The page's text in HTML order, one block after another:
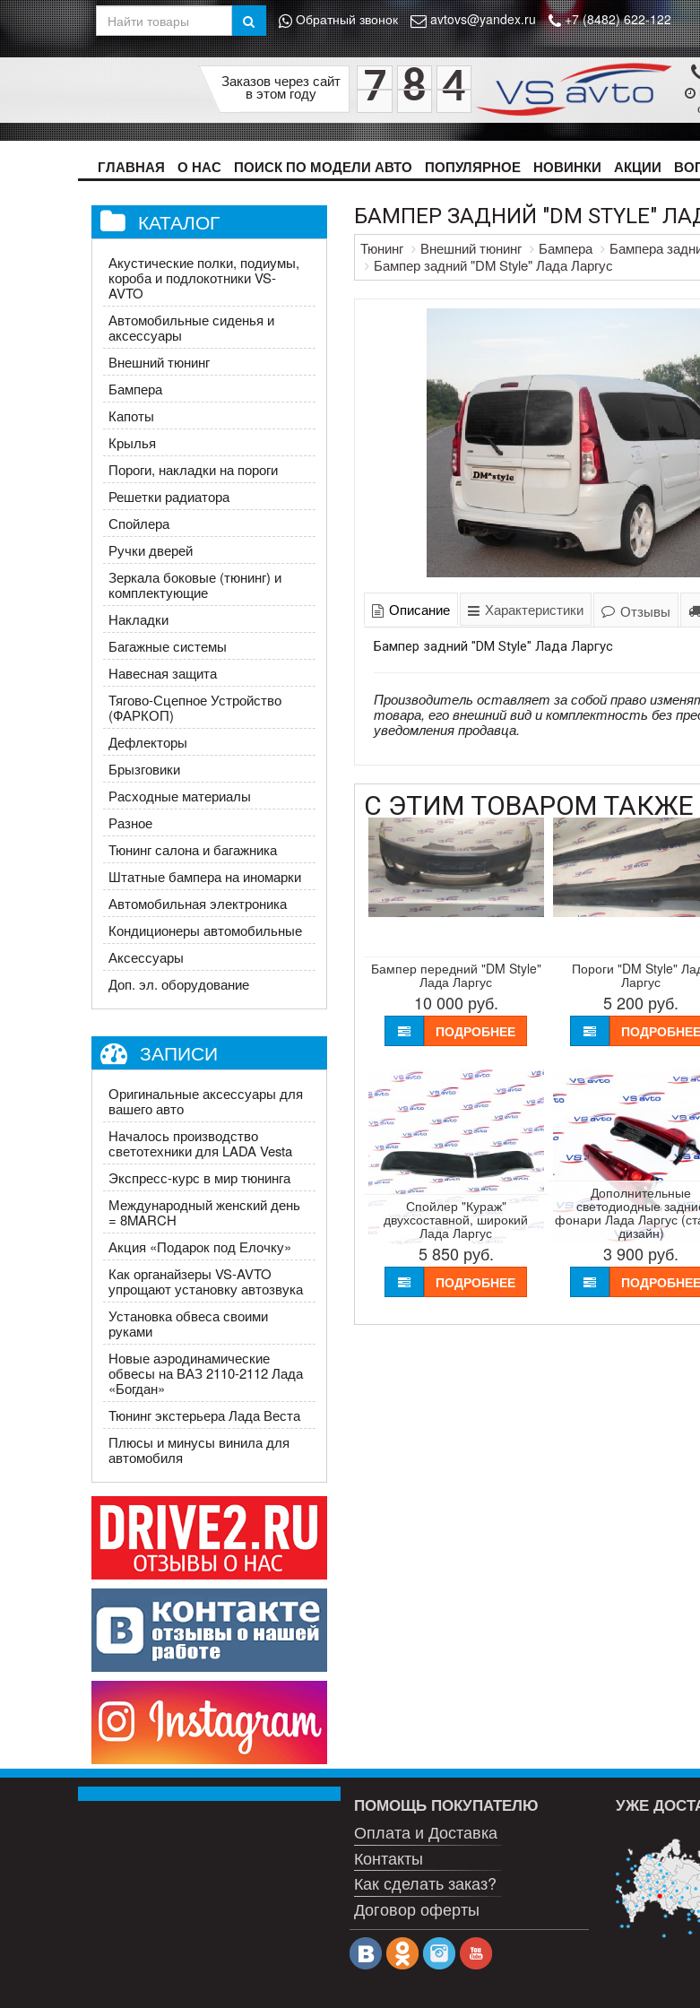
Обратный звонок avtovs@yandex.ru +7 (8482) 622-122
Заказов через сайт
в этом году 7 8 4
ГЛАВНАЯ О НАС ПОИСК ПО МОДЕЛИ АВТО ПОПУЛЯРНОЕ НОВИНКИ АКЦИИ
КАТАЛОГ
Акустические полки, подиумы,
короба и подлокотники VS-
AVTO
Автомобильные сиденья и
аксессуары
Внешний тюнинг
Бампера
Капоты
Крылья
Пороги, накладки на пороги
Решетки радиатора
Спойлера
Ручки дверей
Зеркала боковые (тюнинг) и
комплектующие
Накладки
Багажные системы
Навесная защита
Тягово-Сцепное Устройство
(ФАРКОП)
Дефлекторы
Брызговики
Расходные материалы
Разное
Тюнинг салона и багажника
Штатные бампера на иномарки
Автомобильная электроника
Кондиционеры автомобильные
Аксессуары
Доп. эл. оборудование
ЗАПИСИ
Оригинальные аксессуары для
вашего авто
Началось производство
светотехники для LADA Vesta
Экспресс-курс в мир тюнинга
Международный женский день
= 8MARCH
​Акция «Подарок под Елочку»
Как органайзеры VS-AVTO
упрощают установку автозвука
Установка обвеса своими
руками
Новые аэродинамические
обвесы на ВАЗ 2110-2112 Лада
«Богдан»
Тюнинг экстерьера Лада Веста
Плюсы и минусы винила для
автомобиля
БАМПЕР ЗАДНИЙ "DM STYLE"
Тюнинг Внешний тюнинг Бампера Бампера
Бампер задний "DM Style" Лада Ларгус
Описание Характеристики Отзывы
Бампер задний "DM Style" Лада Ларгус
Производитель оставляет за собой право
товара, его внешний вид и комплектность без
уведомления продавца.
С ЭТИМ ТОВАРОМ
Бампер передний "DM Style"
Лада Ларгус
10 000 руб.
ПОДРОБНЕЕ
Пороги "DM Style"
Ларгус
5 200 руб.
ПОДРОБНЕЕ
Спойлер "Кураж"
двухсоставной, широкий
Лада Ларгус
5 850 руб.
ПОДРОБНЕЕ
Дополнительные
светодиодные
фонари Лада Ларгус
дизайн)
3 900 руб.
ПОДРОБНЕЕ
ПОМОЩЬ ПОКУПАТЕЛЮ
Оплата и Доставка
Контакты
Как сделать заказ?
Договор оферты
УЖЕ